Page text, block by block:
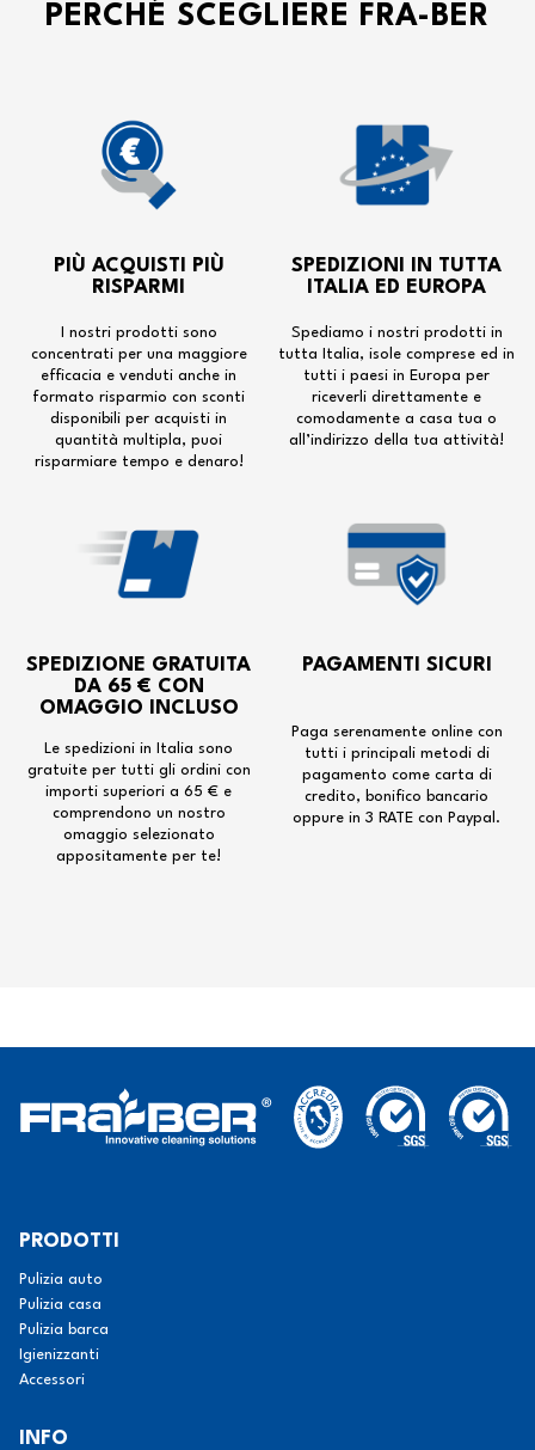
PERCHÉ SCEGLIERE FRA-BER
PIÙ ACQUISTI PIÙ
RISPARMI
I nostri prodotti sono
concentrati per una maggiore
efficacia e venduti anche in
formato risparmio con sconti
disponibili per acquisti in
quantità multipla, puoi
risparmiare tempo e denaro!
SPEDIZIONI IN TUTTA
ITALIA ED EUROPA
Spediamo i nostri prodotti in
tutta Italia, isole comprese ed in
tutti i paesi in Europa per
riceverli direttamente e
comodamente a casa tua o
all’indirizzo della tua attività!
SPEDIZIONE GRATUITA
DA 65 € CON
OMAGGIO INCLUSO
Le spedizioni in Italia sono
gratuite per tutti gli ordini con
importi superiori a 65 € e
comprendono un nostro
omaggio selezionato
appositamente per te!
PAGAMENTI SICURI
Paga serenamente online con
tutti i principali metodi di
pagamento come carta di
credito, bonifico bancario
oppure in 3 RATE con Paypal.
PRODOTTI
Pulizia auto
Pulizia casa
Pulizia barca
Igienizzanti
Accessori
INFO